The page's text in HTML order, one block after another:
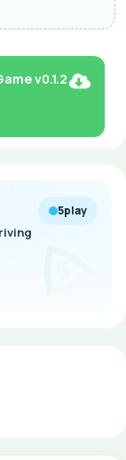
v0.1.2
5play